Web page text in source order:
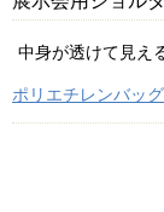
中身が透けて見え
ポリエチレンバッグ